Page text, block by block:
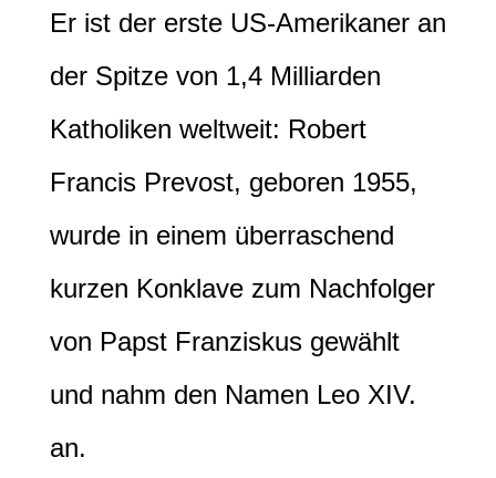
Er ist der erste US-Amerikaner an
der Spitze von 1,4 Milliarden
Katholiken weltweit: Robert
Francis Prevost, geboren 1955,
wurde in einem überraschend
kurzen Konklave zum Nachfolger
von Papst Franziskus gewählt
und nahm den Namen Leo XIV.
an.